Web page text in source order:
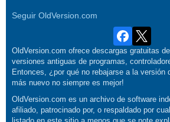
Seguir OldVersion.com
OldVersion.com ofrece descargas gratuitas
versiones antiguas de programas,
Entonces, ¿por qué no rebajarse a la versión
más nuevo no siempre es mejor!
OldVersion.com es un archivo de software
afiliado, patrocinado por, o respaldado por